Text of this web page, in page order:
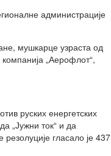
администрације
мушкарце узраста од
„Аерофлот“,
руских енергетских
„Јужни ток“ и да
гласало је 437